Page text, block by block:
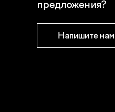
предложения?
Напишите нам